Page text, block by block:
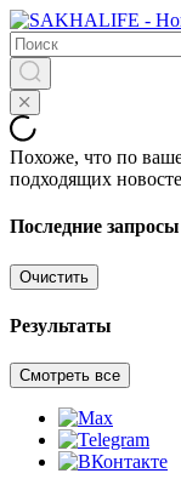
Похоже, что по
подходящих
Последние запросы
Очистить
Результаты
Смотреть все